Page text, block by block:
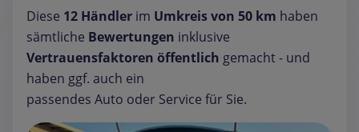
Diese 12 Händler im Umkreis von 50 km haben
sämtliche Bewertungen inklusive
Vertrauensfaktoren öffentlich gemacht - und
haben ggf. auch ein
passendes Auto oder Service für Sie.